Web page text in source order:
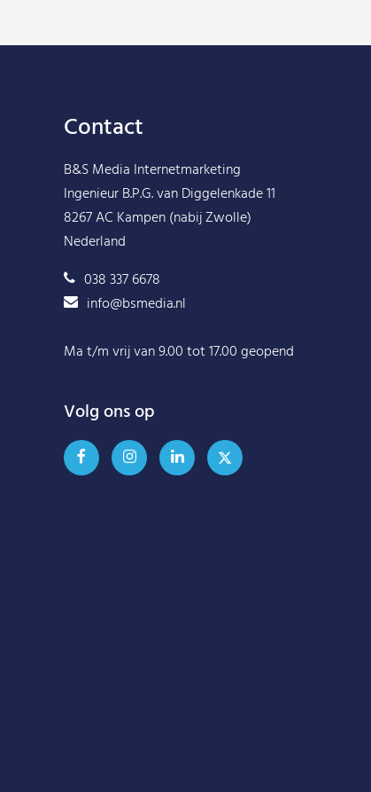
Contact
B&S Media Internetmarketing
Ingenieur B.P.G. van Diggelenkade 11
8267 AC Kampen (nabij Zwolle)
Nederland
038 337 6678
info@bsmedia.nl
Ma t/m vrij van 9.00 tot 17.00 geopend
Volg ons op